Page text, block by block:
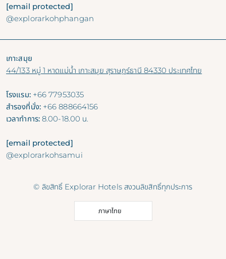
[email protected]
@explorarkohphangan
เกาะสมุย
44/133 หมู่ 1 หาดแม่น้ำ เกาะสมุย สุราษฎร์ธานี 84330 ประเทศไทย
โรงแรม: +66 77953035
สำรองที่นั่ง: +66 888664156
เวลาทำการ:8.00-18.00 น.
[email protected]
@explorarkohsamui
© ลิขสิทธิ์ Explorar Hotels สงวนลิขสิทธิ์ทุกประการ
ภาษาไทย